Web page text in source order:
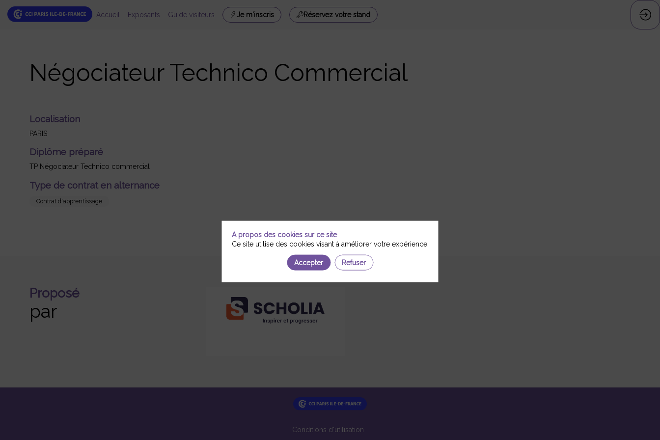
Accueil Exposants Guide visiteurs Je m'inscris Réservez votre stand
Négociateur Technico Commercial
Localisation
PARIS
Diplôme préparé
TP Négociateur Technico commercial
Type de contrat en alternance
Contrat d'apprentissage
Proposé
par
Conditions d'utilisation
A propos des cookies sur ce site
Ce site utilise des cookies visant à améliorer votre expérience.
Accepter Refuser